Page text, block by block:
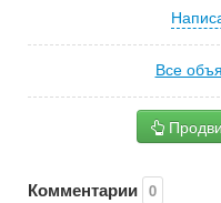
Все
Комментарии 0